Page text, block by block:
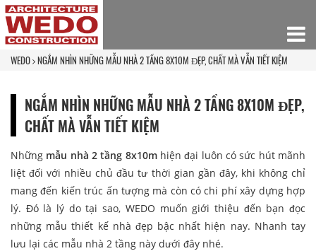
WEDO NGẮM NHÌN NHỮNG MẪU NHÀ 2 TẦNG 8X10M ĐẸP, CHẤT MÀ VẪN TIẾT KIỆM
NGẮM NHÌN NHỮNG MẪU NHÀ 2 TẦNG 8X10M ĐẸP,
CHẤT MÀ VẪN TIẾT KIỆM
Những mẫu nhà 2 tầng 8x10mhiện đại luôn có sức hút mãnh
liệt đối với nhiều chủ đầu tư thời gian gần đây, khi không chỉ
mang đến kiến trúc ấn tượng mà còn có chi phí xây dựng hợp
lý. Đó là lý do tại sao, WEDO muốn giới thiệu đến bạn đọc
những mẫu thiết kế nhà đẹp bậc nhất hiện nay. Nhanh tay
lưu lại các mẫu nhà 2 tầng này dưới đây nhé.